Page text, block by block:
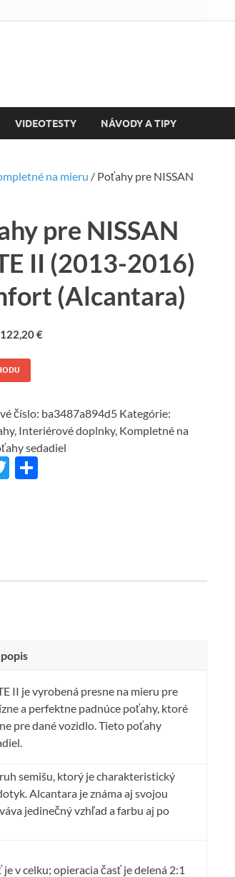
VIDEOTESTY NÁVODY A TIPY
na mieru / Poťahy pre NISSAN
pre NISSAN
II (2013-2016)
(Alcantara)
122,20€
číslo: ba3487a894d5 Kategórie:
, Interiérové doplnky, Kompletné na
sedadiel
T
II je vyrobená presne na mieru pre
a perfektne padnúce poťahy, ktoré
pre dané vozidlo. Tieto poťahy
semišu, ktorý je charakteristický
Alcantara je známa aj svojou
jedinečný vzhľad a farbu aj po
v celku; opieracia časť je delená 2:1